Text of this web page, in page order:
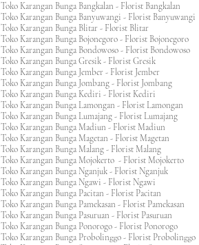
Toko Karangan Bunga Bangkalan - Florist Bangkalan
Toko Karangan Bunga Banyuwangi - Florist Banyuwangi
Toko Karangan Bunga Blitar - Florist Blitar
Toko Karangan Bunga Bojonegoro - Florist Bojonegoro
Toko Karangan Bunga Bondowoso - Florist Bondowoso
Toko Karangan Bunga Gresik - Florist Gresik
Toko Karangan Bunga Jember - Florist Jember
Toko Karangan Bunga Jombang - Florist Jombang
Toko Karangan Bunga Kediri - Florist Kediri
Toko Karangan Bunga Lamongan - Florist Lamongan
Toko Karangan Bunga Lumajang - Florist Lumajang
Toko Karangan Bunga Madiun - Florist Madiun
Toko Karangan Bunga Magetan - Florist Magetan
Toko Karangan Bunga Malang - Florist Malang
Toko Karangan Bunga Mojokerto - Florist Mojokerto
Toko Karangan Bunga Nganjuk - Florist Nganjuk
Toko Karangan Bunga Ngawi - Florist Ngawi
Toko Karangan Bunga Pacitan - Florist Pacitan
Toko Karangan Bunga Pamekasan - Florist Pamekasan
Toko Karangan Bunga Pasuruan - Florist Pasuruan
Toko Karangan Bunga Ponorogo - Florist Ponorogo
Toko Karangan Bunga Probolinggo - Florist Probolinggo